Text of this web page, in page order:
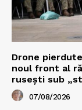
Drone
noul front al
rusești sub
07/08/2026